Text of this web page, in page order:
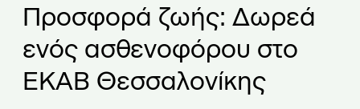
Προσφορά ζωής: Δωρεά
ενός ασθενοφόρου στο
ΕΚΑΒ Θεσσαλονίκης